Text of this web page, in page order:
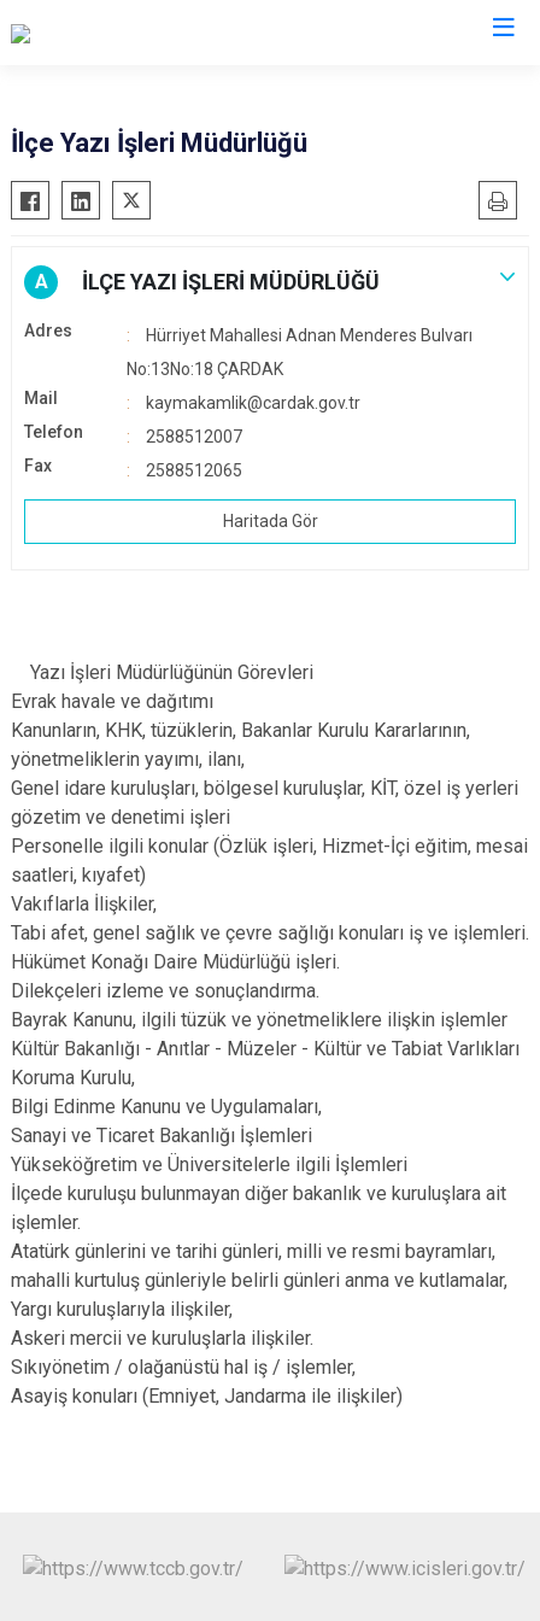
Acıpayam
Pamukkale
Babadağ
Baklan
Bekilli
Güney
Kale
Sarayköy
Serinhisar
İlçe Yazı İşleri Müdürlüğü
A İLÇE YAZI İŞLERİ MÜDÜRLÜĞÜ
Adres
Hürriyet Mahallesi Adnan Menderes Bulvarı
No:13No:18 ÇARDAK
Mail
kaymakamlik@cardak.gov.tr
Telefon
2588512007
Fax
2588512065
Haritada Gör
Yazı İşleri Müdürlüğünün Görevleri
Evrak havale ve dağıtımı
Kanunların, KHK, tüzüklerin, Bakanlar Kurulu Kararlarının,
yönetmeliklerin yayımı, ilanı,
Genel idare kuruluşları, bölgesel kuruluşlar, KİT, özel iş yerleri
gözetim ve denetimi işleri
Personelle ilgili konular (Özlük işleri, Hizmet-İçi eğitim, mesai
saatleri, kıyafet)
Vakıflarla İlişkiler,
Tabi afet, genel sağlık ve çevre sağlığı konuları iş ve işlemleri.
Hükümet Konağı Daire Müdürlüğü işleri.
Dilekçeleri izleme ve sonuçlandırma.
Bayrak Kanunu, ilgili tüzük ve yönetmeliklere ilişkin işlemler
Kültür Bakanlığı - Anıtlar - Müzeler - Kültür ve Tabiat Varlıkları
Koruma Kurulu,
Bilgi Edinme Kanunu ve Uygulamaları,
Sanayi ve Ticaret Bakanlığı İşlemleri
Yükseköğretim ve Üniversitelerle ilgili İşlemleri
İlçede kuruluşu bulunmayan diğer bakanlık ve kuruluşlara ait
işlemler.
Atatürk günlerini ve tarihi günleri, milli ve resmi bayramları,
mahalli kurtuluş günleriyle belirli günleri anma ve kutlamalar,
Yargı kuruluşlarıyla ilişkiler,
Askeri mercii ve kuruluşlarla ilişkiler.
Sıkıyönetim / olağanüstü hal iş / işlemler,
Asayiş konuları (Emniyet, Jandarma ile ilişkiler)